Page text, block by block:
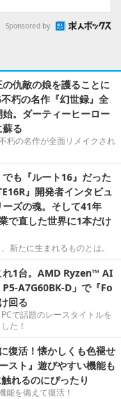
Sponsored by
仇敵の娘を護ることに
朽の名作『幻世録』全
。ダーティーヒーロー
る
朽の名作が全面リメイクされ
も『ルート16』だった
』開発者インタビュ
ズの魂。そして41年
で直した世界に1本だけ
新たに生まれるものとは。
れ1台。AMD Ryzen™ AI
A7G60BK-D」で『Fo
回る
で話題のレースタイトルを
た！
復活！懐かしくも色褪せ
スト』遊びやすい機能も
れるのにぴったり
能を備えて復活！